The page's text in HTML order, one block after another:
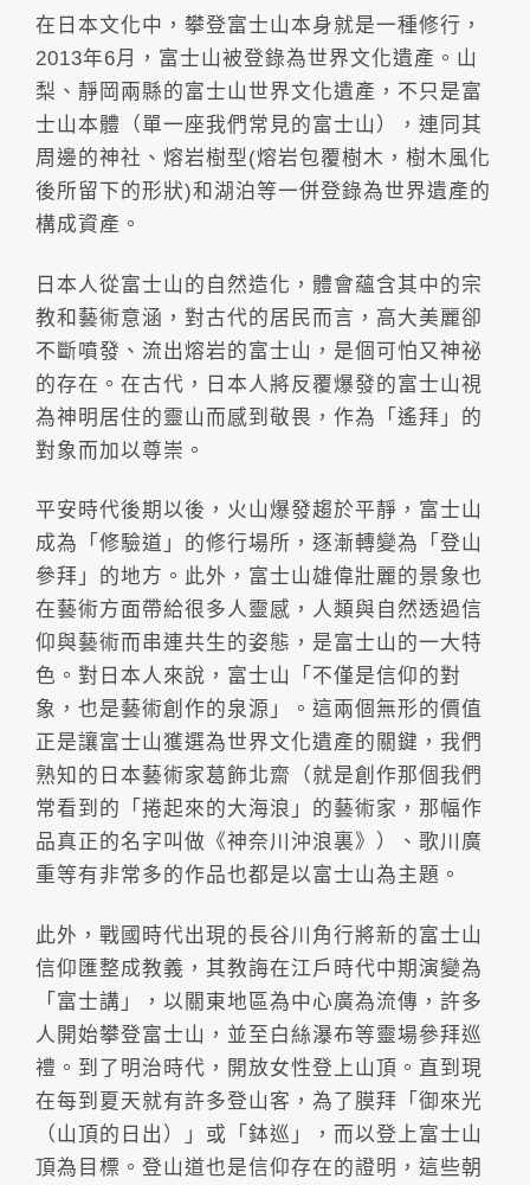
在日本文化中，攀登富士山本身就是一種修行，
2013年6月，富士山被登錄為世界文化遺產。山
梨、靜岡兩縣的富士山世界文化遺產，不只是富
士山本體（單一座我們常見的富士山），連同其
周邊的神社、熔岩樹型(熔岩包覆樹木，樹木風化
後所留下的形狀)和湖泊等一併登錄為世界遺產的
構成資產。
日本人從富士山的自然造化，體會蘊含其中的宗
教和藝術意涵，對古代的居民而言，高大美麗卻
不斷噴發、流出熔岩的富士山，是個可怕又神祕
的存在。在古代，日本人將反覆爆發的富士山視
為神明居住的靈山而感到敬畏，作為「遙拜」的
對象而加以尊崇。
平安時代後期以後，火山爆發趨於平靜，富士山
成為「修驗道」的修行場所，逐漸轉變為「登山
參拜」的地方。此外，富士山雄偉壯麗的景象也
在藝術方面帶給很多人靈感，人類與自然透過信
仰與藝術而串連共生的姿態，是富士山的一大特
色。對日本人來說，富士山「不僅是信仰的對
象，也是藝術創作的泉源」。這兩個無形的價值
正是讓富士山獲選為世界文化遺產的關鍵，我們
熟知的日本藝術家葛飾北齋（就是創作那個我們
常看到的「捲起來的大海浪」的藝術家，那幅作
品真正的名字叫做《神奈川沖浪裏》）、歌川廣
重等有非常多的作品也都是以富士山為主題。
此外，戰國時代出現的長谷川角行將新的富士山
信仰匯整成教義，其教誨在江戶時代中期演變為
「富士講」，以關東地區為中心廣為流傳，許多
人開始攀登富士山，並至白絲瀑布等靈場參拜巡
禮。到了明治時代，開放女性登上山頂。直到現
在每到夏天就有許多登山客，為了膜拜「御來光
（山頂的日出）」或「鉢巡」，而以登上富士山
頂為目標。登山道也是信仰存在的證明，這些朝